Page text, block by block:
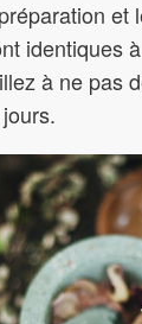
et
identiques
à ne pas